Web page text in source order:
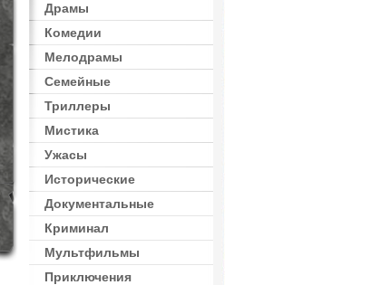
Драмы
Комедии
Мелодрамы
Семейные
Триллеры
Мистика
Ужасы
Исторические
Документальные
Криминал
Мультфильмы
Приключения